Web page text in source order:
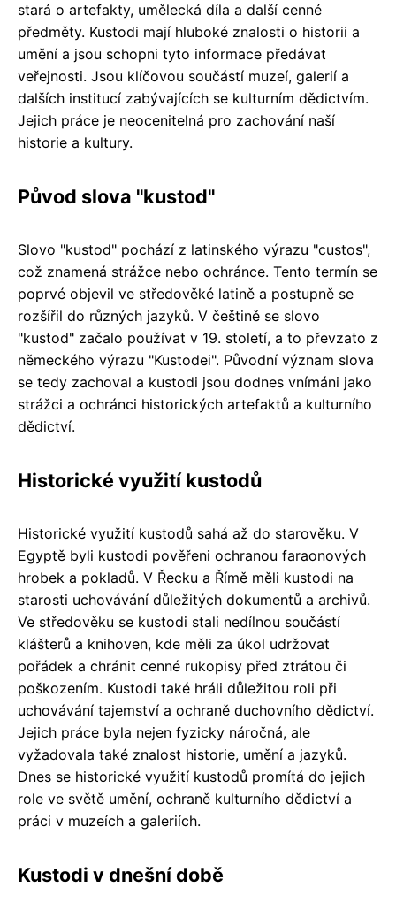
stará o artefakty, umělecká díla a další cenné
předměty. Kustodi mají hluboké znalosti o historii a
umění a jsou schopni tyto informace předávat
veřejnosti. Jsou klíčovou součástí muzeí, galerií a
dalších institucí zabývajících se kulturním dědictvím.
Jejich práce je neocenitelná pro zachování naší
historie a kultury.
Původ slova "kustod"
Slovo "kustod" pochází z latinského výrazu "custos",
což znamená strážce nebo ochránce. Tento termín se
poprvé objevil ve středověké latině a postupně se
rozšířil do různých jazyků. V češtině se slovo
"kustod" začalo používat v 19. století, a to převzato z
německého výrazu "Kustodei". Původní význam slova
se tedy zachoval a kustodi jsou dodnes vnímáni jako
strážci a ochránci historických artefaktů a kulturního
dědictví.
Historické využití kustodů
Historické využití kustodů sahá až do starověku. V
Egyptě byli kustodi pověřeni ochranou faraonových
hrobek a pokladů. V Řecku a Římě měli kustodi na
starosti uchovávání důležitých dokumentů a archivů.
Ve středověku se kustodi stali nedílnou součástí
klášterů a knihoven, kde měli za úkol udržovat
pořádek a chránit cenné rukopisy před ztrátou či
poškozením. Kustodi také hráli důležitou roli při
uchovávání tajemství a ochraně duchovního dědictví.
Jejich práce byla nejen fyzicky náročná, ale
vyžadovala také znalost historie, umění a jazyků.
Dnes se historické využití kustodů promítá do jejich
role ve světě umění, ochraně kulturního dědictví a
práci v muzeích a galeriích.
Kustodi v dnešní době